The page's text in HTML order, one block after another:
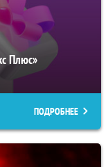
Плюс»
ПОДРОБНЕЕ